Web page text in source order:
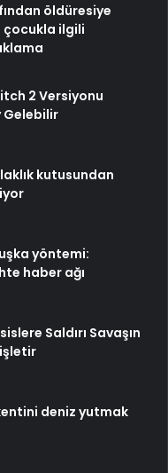
öldüresiye
ilgili
2 Versiyonu
Gelebilir
kutusundan
yöntemi:
haber ağı
Saldırı Savaşın
deniz yutmak